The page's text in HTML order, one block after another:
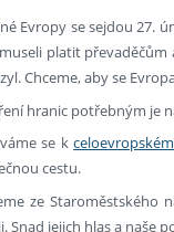
Evropy se sejdou 27.
platit
Chceme, aby se
hranic potřebným je
se k
cestu.
ze Staroměstského
Snad jejich hlas a naše